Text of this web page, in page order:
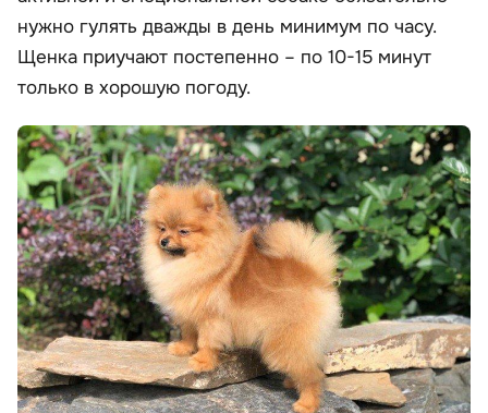
нужно гулять дважды в день минимум по часу.
Щенка приучают постепенно – по 10-15 минут
только в хорошую погоду.